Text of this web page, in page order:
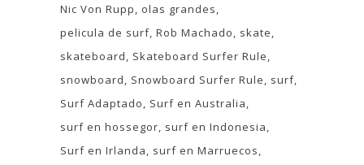
Nic Von Rupp
olas grandes
pelicula de surf Rob Machado
skate
skateboard
Skateboard Surfer Rule
snowboard
Snowboard Surfer Rule
surf
Surf Adaptado
Surf en Australia
surf en hossegor surf en Indonesia
Surf en Irlanda
surf en Marruecos